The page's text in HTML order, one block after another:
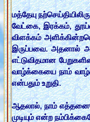
மத்தேயு
வேட்கை, இரக்கம்,
விளக்கம்
இருப்பவை. அதனால்
எட்டுவிதமான
வாழ்க்கையை நாம்
என்பதும் உறுதி.
ஆதலால், நாம் எத்தனையோ
முடியும் என்ற